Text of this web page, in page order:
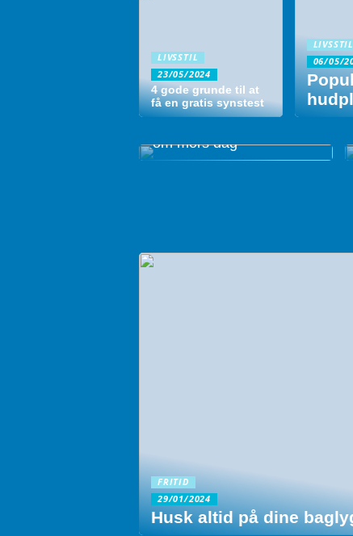
LIVSSTIL
23/05/2024
4 gode grunde til at
få en gratis synstest
LIVSSTIL
06/05/
om mors dag
FRITID
29/01/2024
Husk altid på dine